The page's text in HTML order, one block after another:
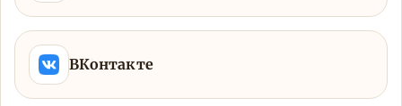
ВКонтакте